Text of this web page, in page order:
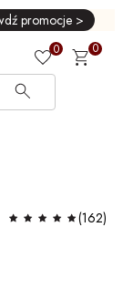
promocje >
0 0
(162)